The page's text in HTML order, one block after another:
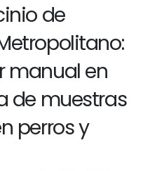
de
manual en
de muestras
perros y